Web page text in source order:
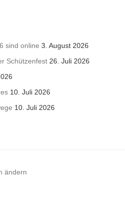
sind online 3. August 2026
Schützenfest 26. Juli 2026
10. Juli 2026
10. Juli 2026
ändern